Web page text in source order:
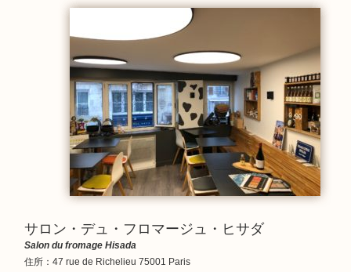
Fromagerie
サロン・デュ・フロマージュ・ヒサダ
Salon du fromage Hisada
住所：47 rue de Richelieu 75001 Paris